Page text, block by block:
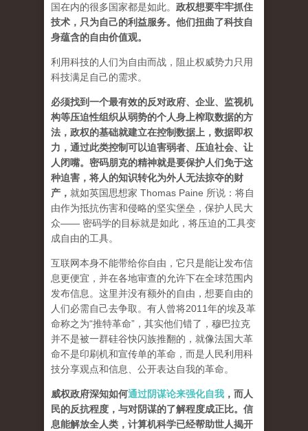
国在内的很多国家都是如此。 政权想要牢牢抓住
技术，只为自己的利益服务。他们扭曲了科技自
身蕴含的自由价值观。
利用科技的人们为自由而战，阻止权威势力只用
科技满足自己的需求。
必须找到一个最有效的反对政府、企业、监视机
构等压迫性组织从弱势的个人身上榨取数据的方
法，政权的基础就建立在控制数据上，数据即权
力，通过此类控制可以迫害弱者、压迫社会、让
人闭嘴。密码朋克的精神就是要保护人们免于这
种迫害，将人的知识转化为外人无法掠夺的财
产 ， 就如英国思想家 Thomas Paine 所说：将自
由作为抵抗伤害和侵略的坚实堡垒，保护人民大
众—— 密码学的目标就是如此，将压迫的工具变
成自由的工具。
互联网本身不能带给你自由，它只是能让发布信
息更便宜，并在各地审查的允许下在全球范围内
发布信息。这里并没有额外的自由，想要自由的
人们必需自己去争取。有人曾将2011年的埃及革
命称之为“推特革命”，其实他们错了，穆巴拉克
并不是被一群硅谷快闪族推翻的，就像法国大革
命不是印刷机和宣传单的革命，而是人民利用科
技分享观点和信息、公开表达自我的革命。
威权政府深知如何通过阴谋论来强化自我 ，而人
民的反抗程度，与对阴谋的了解程度成正比。信
息能解放全人类，计算机科学已经帮助世人揭开